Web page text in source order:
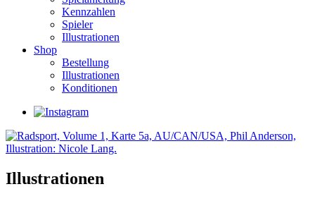
Kennzahlen
Spieler
Illustrationen
Shop
Bestellung
Illustrationen
Konditionen
Illustrationen